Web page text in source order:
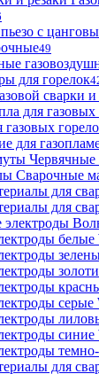
с
49
для горелок
сварки и
для газовых
Сварочные
белые
серые